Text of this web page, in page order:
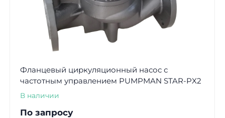
Фланцевый циркуляционный насос с
частотным управлением PUMPMAN STAR-PX2
В наличии
По запросу